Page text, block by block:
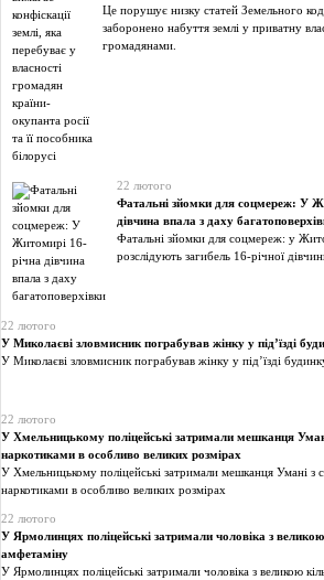
Це порушує низку статей Земельного
заборонено набуття землі у приватну
громадянами.
22 лютого
Фатальні зйомки для соцмереж: У
дівчина впала з даху
Фатальні зйомки для соцмереж: у
розслідують загибель 16-річної
22 лютого
У Миколаєві зловмисник пограбував жінку у під’їзді
У Миколаєві зловмисник пограбував жінку у під’їзді
22 лютого
У Хмельницькому поліцейські затримали мешканця
наркотиками в особливо великих розмірах
У Хмельницькому поліцейські затримали мешканця Умані з
наркотиками в особливо великих розмірах
22 лютого
У Ярмолинцях поліцейські затримали чоловіка з великою
амфетаміну
У Ярмолинцях поліцейські затримали чоловіка з великою